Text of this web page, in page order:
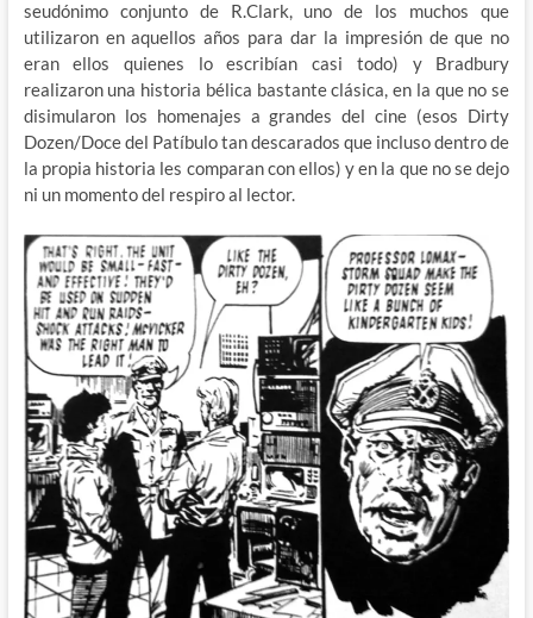
seudónimo conjunto de R.Clark, uno de los muchos que
utilizaron en aquellos años para dar la impresión de que no
eran ellos quienes lo escribían casi todo) y Bradbury
realizaron una historia bélica bastante clásica, en la que no se
disimularon los homenajes a grandes del cine (esos Dirty
Dozen/Doce del Patíbulo tan descarados que incluso dentro de
la propia historia les comparan con ellos) y en la que no se dejo
ni un momento del respiro al lector.